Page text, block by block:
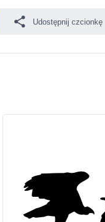
Udostępnij czcionkę